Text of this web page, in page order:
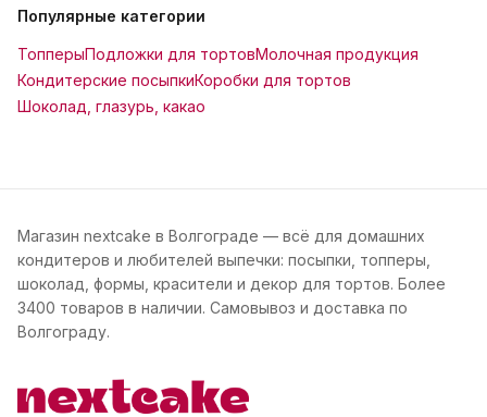
Популярные категории
ТопперыПодложки для тортовМолочная продукция
Кондитерские посыпкиКоробки для тортов
Шоколад, глазурь, какао
Магазин nextcake в Волгограде — всё для домашних
кондитеров и любителей выпечки: посыпки, топперы,
шоколад, формы, красители и декор для тортов. Более
3400 товаров в наличии. Самовывоз и доставка по
Волгограду.